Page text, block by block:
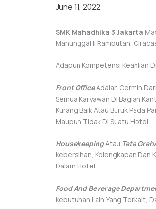
June 11, 2022
SMK Mahadhika 3 Jakarta
Manunggal II Rambutan,
Adapun Kompetensi Keahlian Di
Front OfficeAdalah Cermin
Semua Karyawan Di Bagian
Kurang Baik Atau Buruk Pada
Maupun Tidak Di Suatu Hotel.
HousekeepingAtau Tata
Kebersihan, Kelengkapan Dan
Dalam Hotel.
Food And Beverage
Kebutuhan Lain Yang Terkait,